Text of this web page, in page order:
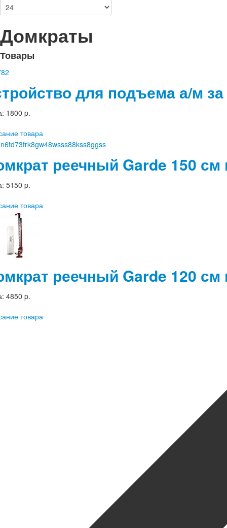
Домкраты
Товары
для подъема а/м за
1800 p.
товара
реечный Garde 150 см
5150 p.
товара
реечный Garde 120 см
4850 p.
товара